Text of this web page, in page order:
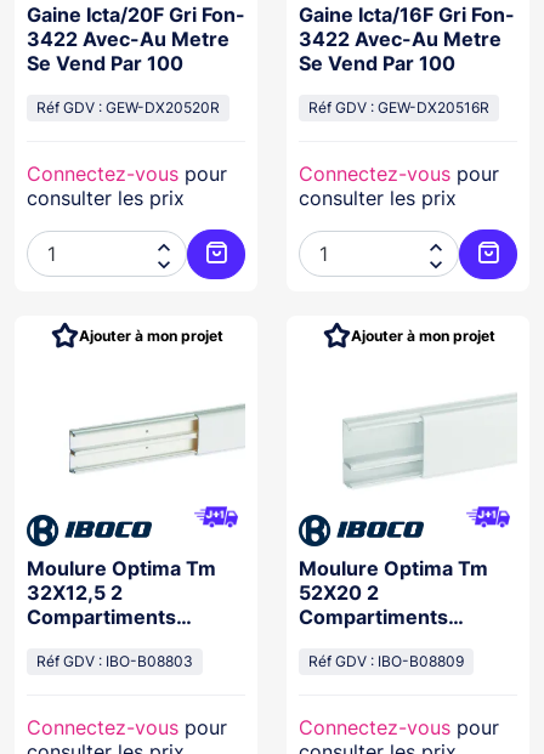
Gaine Icta/20F Gri Fon-
3422 Avec-Au Metre
Se Vend Par 100
Réf GDV : GEW-DX20520R
Connectez-vous pour
consulter les prix


Ajouter au panier
Gaine Icta/16F Gri Fon-
3422 Avec-Au Metre
Se Vend Par 100
Réf GDV : GEW-DX20516R
Connectez-vous pour
consulter les prix


Moulure Optima Tm
32X12,5 2
Compartiments
Réf GDV : IBO-B08803
Connectez-vous pour
Ajouter à mon projet
Moulure Optima Tm
52X20 2
Compartiments
Réf GDV : IBO-B08809
Connectez-vous pour
Ajouter à mon projet